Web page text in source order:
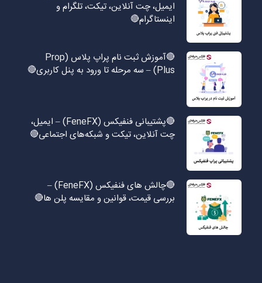
ایمیل، چت آنلاین، تیکت، تلگرام و
اینستاگرام🔴
🔴آموزش ثبت نام پراپ پلاس (Prop
Plus) – سه مرحله تا ورود به پنل کاربری🔴
🔴پشتیبانی فنفیکس (FeneFX) – ایمیل،
چت آنلاین، تیکت و شبکه‌های اجتماعی🔴
🔴چالش های فنفیکس (FeneFX) –
بررسی قیمت، قوانین و مقایسه پلن ها🔴